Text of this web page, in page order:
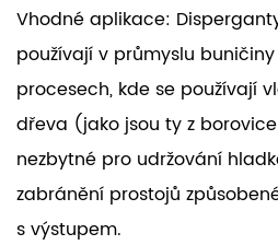
Vhodné aplikace:
používají v průmyslu
procesech, kde se používají
dřeva (jako jsou ty z
nezbytné pro udržování
zabránění prostojů
s výstupem.